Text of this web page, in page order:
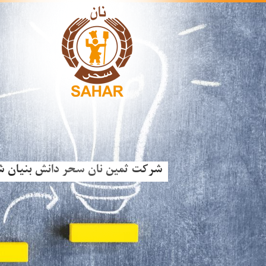
شرکت ثمین نان سحر دانش بنیان